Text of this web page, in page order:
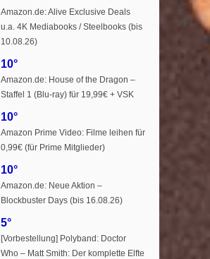
Amazon.de: Alive Exclusive Deals
u.a. 4K Mediabooks / Steelbooks (bis
10.08.26)
10°
Amazon.de: House of the Dragon –
Staffel 1 (Blu-ray) für 19,99€ + VSK
10°
Amazon Prime Video: Filme leihen für
0,99€ (für Prime Mitglieder)
10°
Amazon.de: Neue Aktion –
Blockbuster Days (bis 16.08.26)
5°
[Vorbestellung] Polyband: Doctor
Who – Matt Smith: Der komplette Elfte